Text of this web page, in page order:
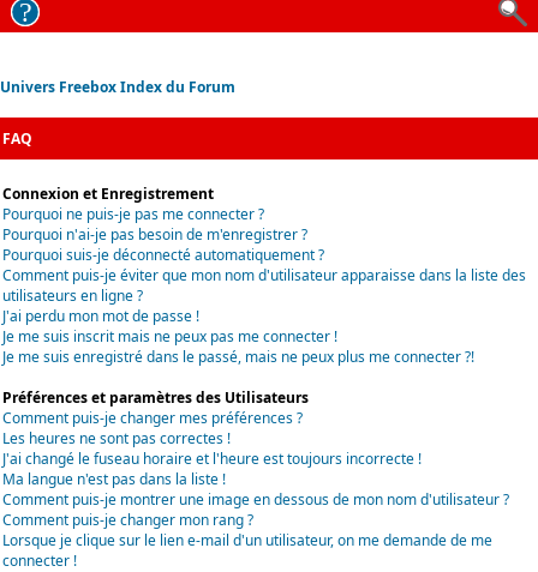
Univers Freebox Index du Forum
FAQ
Connexion et Enregistrement
Pourquoi ne puis-je pas me connecter ?
Pourquoi n'ai-je pas besoin de m'enregistrer ?
Pourquoi suis-je déconnecté automatiquement ?
Comment puis-je éviter que mon nom d'utilisateur apparaisse dans la liste des
utilisateurs en ligne ?
J'ai perdu mon mot de passe !
Je me suis inscrit mais ne peux pas me connecter !
Je me suis enregistré dans le passé, mais ne peux plus me connecter ?!
Préférences et paramètres des Utilisateurs
Comment puis-je changer mes préférences ?
Les heures ne sont pas correctes !
J'ai changé le fuseau horaire et l'heure est toujours incorrecte !
Ma langue n'est pas dans la liste !
Comment puis-je montrer une image en dessous de mon nom d'utilisateur ?
Comment puis-je changer mon rang ?
Lorsque je clique sur le lien e-mail d'un utilisateur, on me demande de me
connecter !